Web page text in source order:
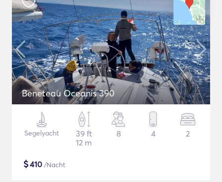
Beneteau Oceanis 390
Segelyacht
39 ft
12 m
8 4 2
$410 /Nacht